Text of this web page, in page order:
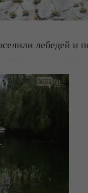
лебедей и